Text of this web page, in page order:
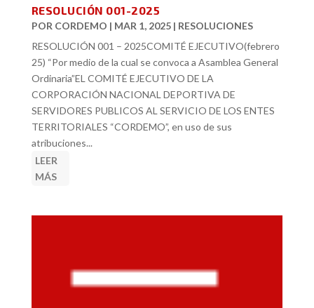
RESOLUCIÓN 001-2025
POR CORDEMO | MAR 1, 2025| RESOLUCIONES
RESOLUCIÓN 001 – 2025COMITÉ EJECUTIVO(febrero
25) “Por medio de la cual se convoca a Asamblea General
Ordinaria”EL COMITÉ EJECUTIVO DE LA
CORPORACIÓN NACIONAL DEPORTIVA DE
SERVIDORES PUBLICOS AL SERVICIO DE LOS ENTES
TERRITORIALES “CORDEMO”, en uso de sus
atribuciones...
LEER
MÁS